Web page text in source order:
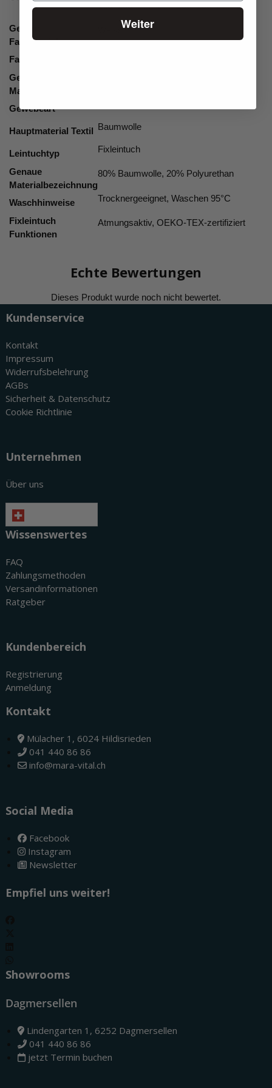
160×200, 180×200, 200×200, 200×220
Genaue
Farbbezeichnung
Farbgruppe
Geeignete
Matratzenhöhe
Gewebeart
Hauptmaterial Textil Baumwolle
Leintuchtyp Fixleintuch
Genaue
Materialbezeichnung
80% Baumwolle, 20% Polyurethan
Waschhinweise Trocknergeeignet, Waschen 95°C
Fixleintuch
Funktionen
Atmungsaktiv, OEKO-TEX-zertifiziert
Echte Bewertungen
Kundenservice
Kontakt
Impressum
Widerrufsbelehrung
AGBs
Sicherheit & Datenschutz
Cookie Richtlinie
Unternehmen
Über uns
Wissenswertes
FAQ
Zahlungsmethoden
Versandinformationen
Ratgeber
Kundenbereich
Registrierung
Anmeldung
Kontakt
Mülacher 1, 6024 Hildisrieden
041 440 86 86
info@mara-vital.ch
Social Media
Facebook
Instagram
Newsletter
Empfiel uns weiter!
Showrooms
Dagmersellen
Lindengarten 1, 6252 Dagmersellen
041 440 86 86
jetzt Termin buchen
Weiter